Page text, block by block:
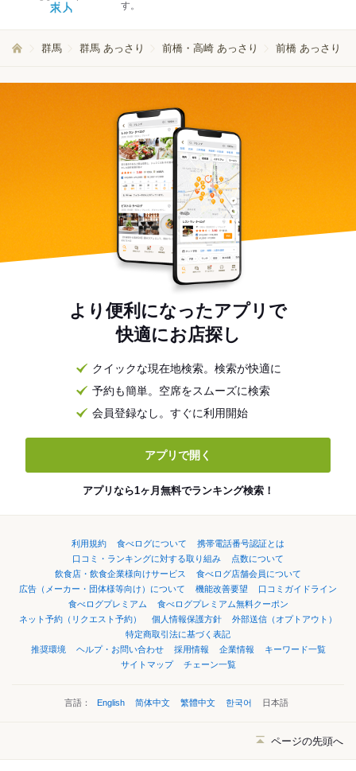
す。
群馬 群馬 あっさり 前橋・高崎 あっさり 前橋 あっさり
より便利になったアプリで
快適にお店探し
クイックな現在地検索。検索が快適に
予約も簡単。空席をスムーズに検索
会員登録なし。すぐに利用開始
アプリで開く
アプリなら1ヶ月無料でランキング検索！
利用規約 食べログについて
携帯電話番号認証とは
口コミ・ランキングに対する取り組み
点数について
飲食店・飲食企業様向けサービス
食べログ店舗会員について
広告（メーカー・団体様等向け）について
機能改善要望
口コミガイドライン
食べログプレミアム
食べログプレミアム無料クーポン
ネット予約（リクエスト予約）
個人情報保護方針
外部送信（オプトアウト）
特定商取引法に基づく表記
推奨環境
ヘルプ・お問い合わせ 採用情報 企業情報
キーワード一覧
サイトマップ
チェーン一覧
言語： English 简体中文 繁體中文 한국어 日本語
ページの先頭へ